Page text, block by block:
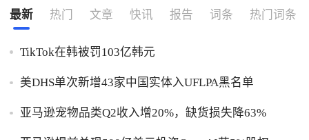
最新 热门 文章 快讯 报告 词条 热门词条
TikTok在韩被罚103亿韩元
美DHS单次新增43家中国实体入UFLPA黑名单
亚马逊宠物品类Q2收入增20%，缺货损失降63%